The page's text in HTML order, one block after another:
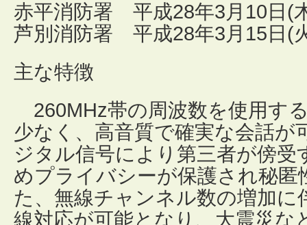
赤平消防署 平成28年3月10日(
芦別消防署 平成28年3月15日(
主な特徴
260MHz帯の周波数を使用す
少なく、高音質で確実な会話が
ジタル信号により第三者が傍
めプライバシーが保護され秘匿
た、無線チャンネル数の増加に
線対応が可能となり、大震災な